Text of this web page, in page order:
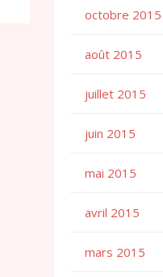
octobre 2015
août 2015
juillet 2015
juin 2015
mai 2015
avril 2015
mars 2015